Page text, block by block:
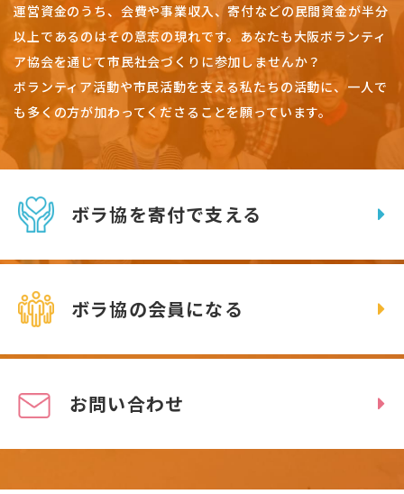
運営資金のうち、会費や事業収入、寄付などの民間資金が半分
以上であるのはその意志の現れです。 あなたも大阪ボランティ
ア協会を通じて市民社会づくりに参加しませんか？
ボランティア活動や市民活動を支える私たちの活動に、一人で
も多くの方が加わってくださることを願っています。
ボラ協を寄付で支える
ボラ協の会員になる
お問い合わせ